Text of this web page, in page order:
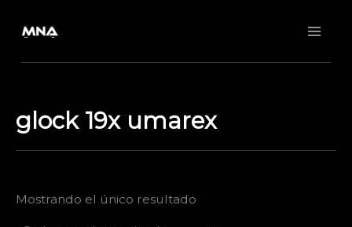
glock 19x umarex
Mostrando el único resultado